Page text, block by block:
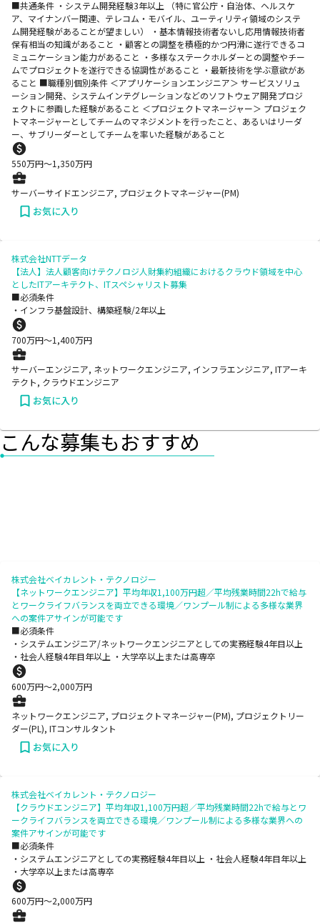
■共通条件 ・システム開発経験3年以上 （特に官公庁・自治体、ヘルスケ
ア、マイナンバー関連、テレコム・モバイル、ユーティリティ領域のシステ
ム開発経験があることが望ましい） ・基本情報技術者ないし応用情報技術者
保有相当の知識があること ・顧客との調整を積極的かつ円滑に遂行できるコ
ミュニケーション能力があること ・多様なステークホルダーとの調整やチー
ムでプロジェクトを遂行できる協調性があること ・最新技術を学ぶ意欲があ
ること ■職種別個別条件 ＜アプリケーションエンジニア＞ サービスソリュ
ーション開発、システムインテグレーションなどのソフトウェア開発プロジ
ェクトに参画した経験があること ＜プロジェクトマネージャー＞ プロジェク
トマネージャーとしてチームのマネジメントを行ったこと、あるいはリーダ
ー、サブリーダーとしてチームを率いた経験があること
550万円〜1,350万円
サーバーサイドエンジニア, プロジェクトマネージャー(PM)
お気に入り
株式会社NTTデータ
【法人】法人顧客向けテクノロジ人財集約組織におけるクラウド領域を中心
としたITアーキテクト、ITスペシャリスト募集
■必須条件
・インフラ基盤設計、構築経験/2年以上
700万円〜1,400万円
サーバーエンジニア, ネットワークエンジニア, インフラエンジニア, ITアーキ
テクト, クラウドエンジニア
お気に入り
こんな募集もおすすめ
株式会社ベイカレント・テクノロジー
【ネットワークエンジニア】平均年収1,100万円超／平均残業時間22hで給与
とワークライフバランスを両立できる環境／ワンプール制による多様な業界
への案件アサインが可能です
■必須条件
・システムエンジニア/ネットワークエンジニアとしての実務経験4年目以上
・社会人経験4年目年以上 ・大学卒以上または高専卒
600万円〜2,000万円
ネットワークエンジニア, プロジェクトマネージャー(PM), プロジェクトリー
ダー(PL), ITコンサルタント
お気に入り
株式会社ベイカレント・テクノロジー
【クラウドエンジニア】平均年収1,100万円超／平均残業時間22hで給与とワ
ークライフバランスを両立できる環境／ワンプール制による多様な業界への
案件アサインが可能です
■必須条件
・システムエンジニアとしての実務経験4年目以上 ・社会人経験4年目年以上
・大学卒以上または高専卒
600万円〜2,000万円